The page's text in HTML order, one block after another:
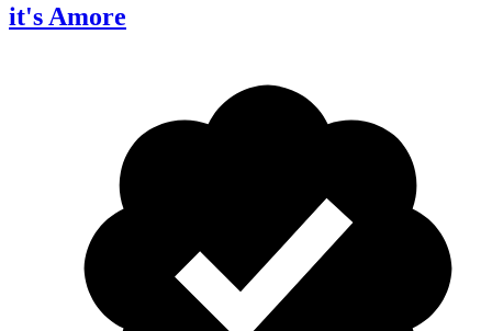
it's Amore